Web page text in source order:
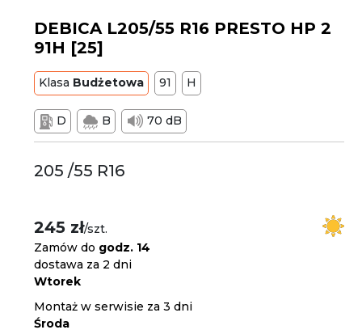
DEBICA L205/55 R16 PRESTO HP 2
91H [25]
Klasa Budżetowa 91 H
D B 70 dB
205 /55 R16
245 zł/szt.
Zamów do godz. 14
dostawa za 2 dni
Wtorek
Montaż w serwisie za 3 dni
Środa